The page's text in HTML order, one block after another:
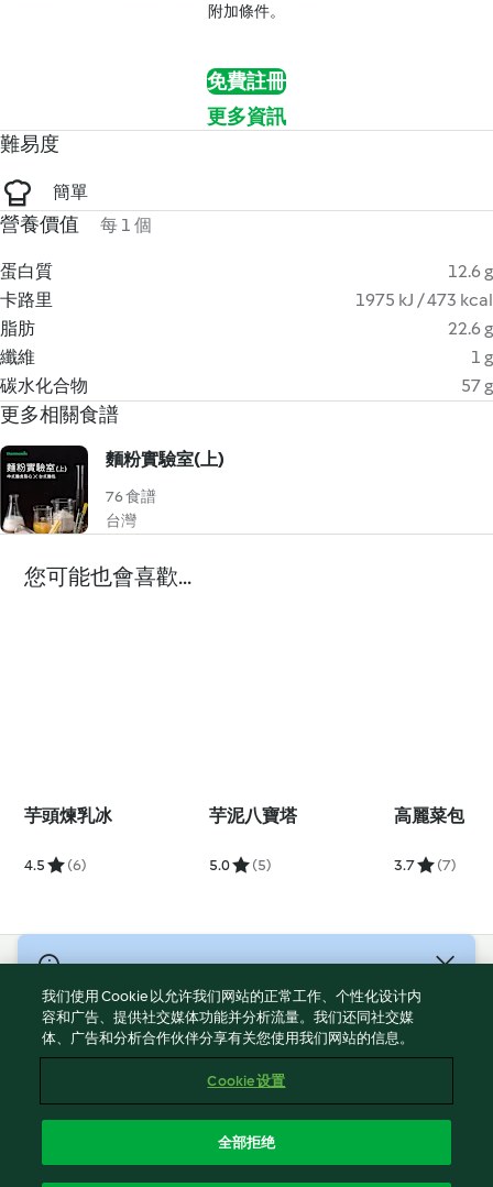
附加條件。
免費註冊
更多資訊
難易度
簡單
營養價值 每 1 個
蛋白質
12.6 g
卡路里
1975 kJ / 473 kcal
脂肪
22.6 g
纖維
1 g
碳水化合物
57 g
更多相關食譜
麵粉實驗室(上)
76 食譜
台灣
您可能也會喜歡...
芋頭煉乳冰
4.5 (6)
芋泥八寶塔
5.0 (5)
高麗菜包
3.7 (7)
服務條款
隱私權政策
網頁所有權
回報内容
我们使用 Cookie 以允许我们网站的正常工作、个性化设计内
容和广告、提供社交媒体功能并分析流量。我们还同社交媒
体、广告和分析合作伙伴分享有关您使用我们网站的信息。
Cookie 设置
全部拒绝